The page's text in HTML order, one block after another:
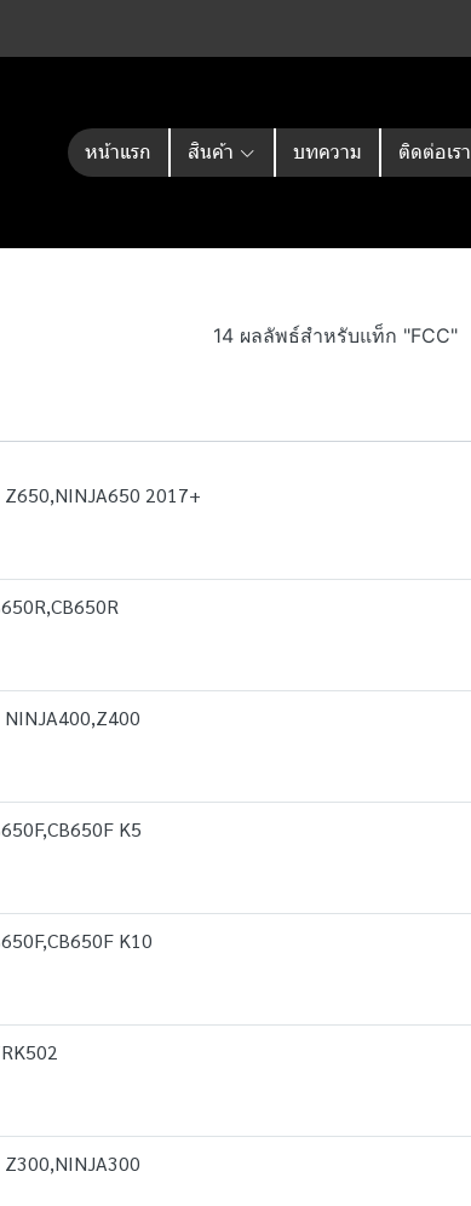
หน้าแรก สินค้า บทความ ติดต่อเรา
14 ผลลัพธ์สำหรับแท็ก "FCC"
2017+
K5
K10